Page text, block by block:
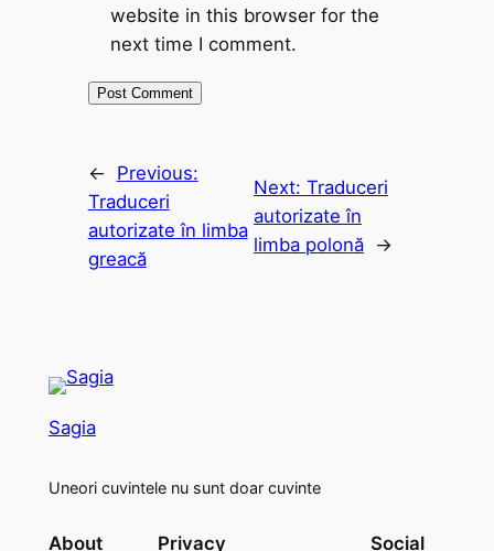
website in this browser for the
next time I comment.
←
Previous:
Traduceri
autorizate în limba
greacă
Next:Traduceri
autorizate în
limba polonă →
Sagia
Uneori cuvintele nu sunt doar cuvinte
About Privacy Social